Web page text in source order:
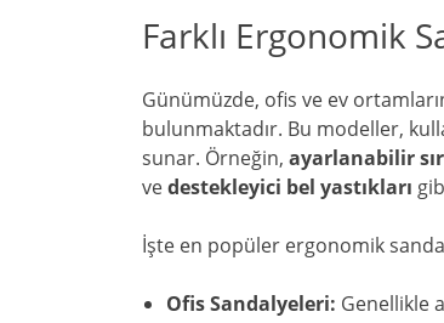
Farklı Ergonomik
Günümüzde, ofis ve ev
bulunmaktadır. Bu modeller,
sunar. Örneğin, ayarlanabilir
vedestekleyici bel yastıkları
İşte en popüler ergonomik
Ofis Sandalyeleri: Genellikle